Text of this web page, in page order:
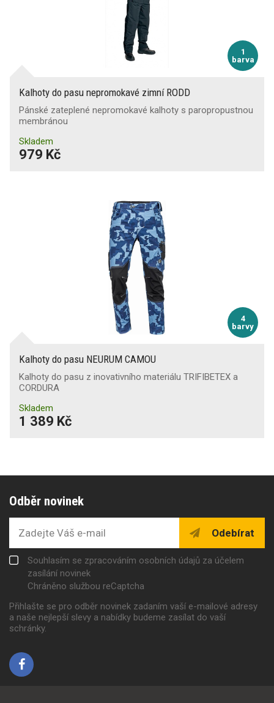
1
barva
Kalhoty do pasu nepromokavé zimní RODD
Pánské zateplené nepromokavé kalhoty s paropropustnou
membránou
Skladem
979 Kč
4
barvy
Kalhoty do pasu NEURUM CAMOU
Kalhoty do pasu z inovativního materiálu TRIFIBETEX a
CORDURA
Skladem
1 389 Kč
Odběr novinek
Odebírat
Souhlasím se zpracováním osobních údajů za účelem
zasílání novinek
Chráněno službou reCaptcha
Přihlašte se pro odběr novinek zadaním vaší e-mailové adresy
a naše nejlepší slevy a nabídky budeme zasílat do vaší
schránky.